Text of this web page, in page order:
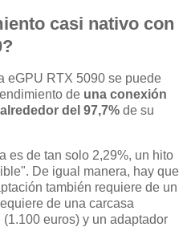
casi nativo con
eGPU RTX 5090 se puede
de una conexión
del 97,7% de su
es de tan solo 2,29%, un hito
De igual manera, hay que
también requiere de un
de una carcasa
(1.100 euros) y un adaptador